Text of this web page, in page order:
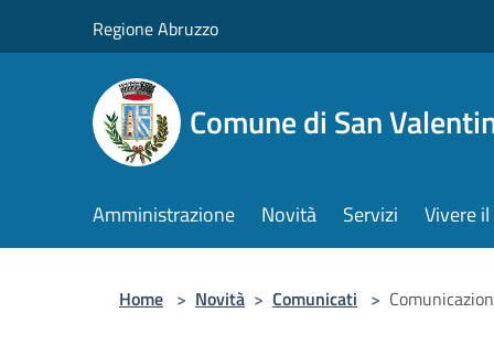
Regione Abruzzo
Comune di San
Amministrazione Novità Servizi Vivere
Home > Novità > Comunicati >